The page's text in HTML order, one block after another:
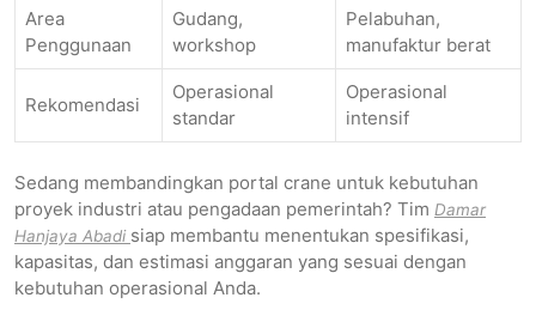
Area
Penggunaan
Gudang,
workshop
Pelabuhan,
manufaktur berat
Rekomendasi
Operasional
standar
Operasional
intensif
Sedang membandingkan portal crane untuk kebutuhan
proyek industri atau pengadaan pemerintah? Tim Damar
Hanjaya Abadi siap membantu menentukan spesifikasi,
kapasitas, dan estimasi anggaran yang sesuai dengan
kebutuhan operasional Anda.